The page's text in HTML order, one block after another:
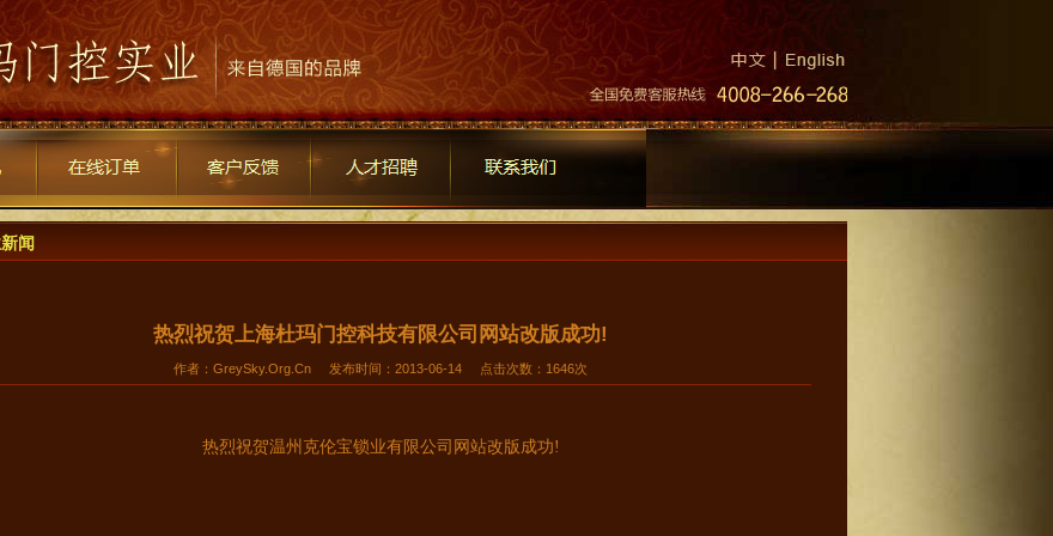
闻
热烈祝贺上海杜玛门控科技有限公司网站改版成功!
作者：GreySky.Org.Cn 发布时间：2013-06-14 点击次数：1646次
热烈祝贺温州克伦宝锁业有限公司 网站改版成功!